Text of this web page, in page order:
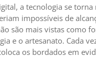
a tecnologia se
impossíveis de
são mais vistas como
e o artesanato. Cada
os bordados em